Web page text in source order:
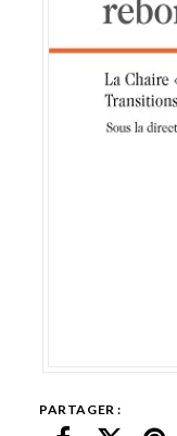
PARTAGER :